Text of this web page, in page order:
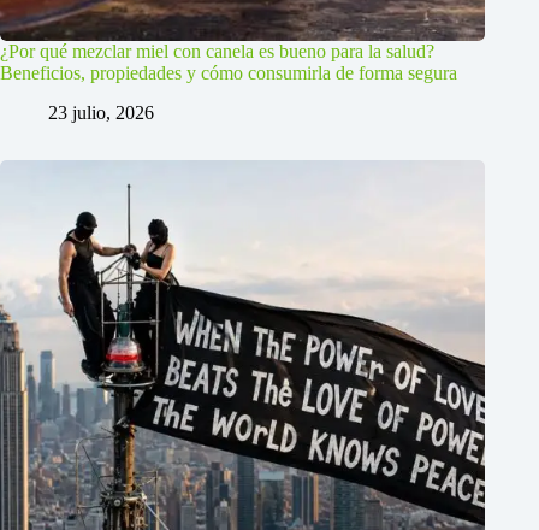
¿Por qué mezclar miel con canela es bueno para la salud?
Beneficios, propiedades y cómo consumirla de forma segura
23 julio, 2026